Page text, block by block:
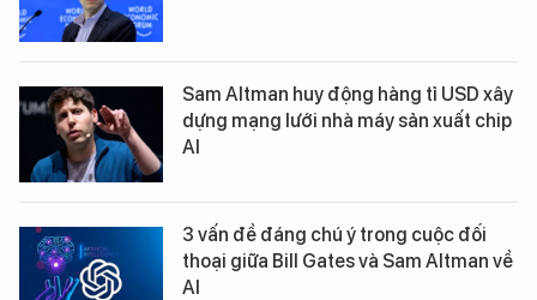
Sam Altman huy động hàng tỉ USD xây
dựng mạng lưới nhà máy sản xuất chip
AI
3 vấn đề đáng chú ý trong cuộc đối
thoại giữa Bill Gates và Sam Altman về
AI